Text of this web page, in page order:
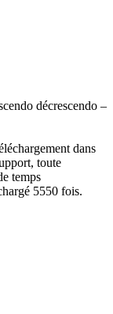
décrescendo –
dans
toute
temps
5550 fois.